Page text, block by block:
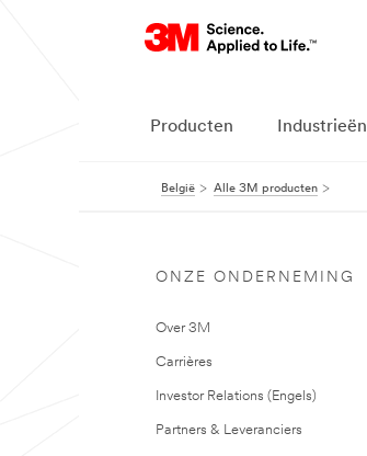
Producten Industrieën
België Alle 3M producten
ONZE ONDERNEMING
Over 3M
Carrières
Investor Relations (Engels)
Partners & Leveranciers